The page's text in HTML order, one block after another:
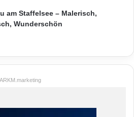
am Staffelsee – Malerisch,
Wunderschön
ARKM.marketing